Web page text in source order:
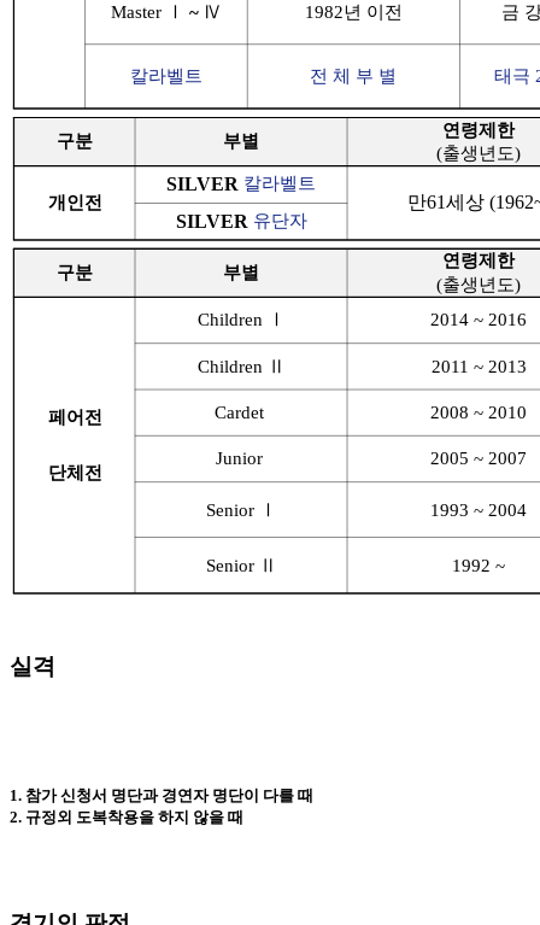
Master Ⅰ~ Ⅳ 1982년 이전 금
칼라벨트 전 체 부 별 태극
구분 부별
연령제한
(출생년도)
개인전
SILVER 칼라벨트
만61세상
SILVER 유단자
구분 부별
연령제한
(출생년도)
페어전
단체전
Children Ⅰ 2014 ~ 2016
Children Ⅱ 2011 ~ 2013
Cardet 2008 ~ 2010
Junior 2005 ~ 2007
Senior Ⅰ 1993 ~ 2004
Senior Ⅱ 1992 ~
실격
1. 참가 신청서 명단과 경연자 명단이 다를 때
2. 규정외 도복착용을 하지 않을 때